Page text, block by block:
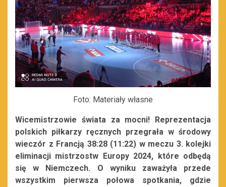
Foto: Materiały własne
Wicemistrzowie świata za mocni! Reprezentacja
polskich piłkarzy ręcznych przegrała w środowy
wieczór z Francją 38:28 (11:22) w meczu 3. kolejki
eliminacji mistrzostw Europy 2024, które odbędą
się w Niemczech. O wyniku zaważyła przede
wszystkim pierwsza połowa spotkania, gdzie